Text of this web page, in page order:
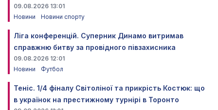
09.08.2026 13:01
Новини
Новини спорту
Ліга конференцій. Суперник Динамо витримав
справжню битву за провідного півзахисника
09.08.2026 12:01
Новини
Футбол
Теніс. 1/4 фіналу Світоліної та прикрість Костюк: що
в українок на престижному турнірі в Торонто